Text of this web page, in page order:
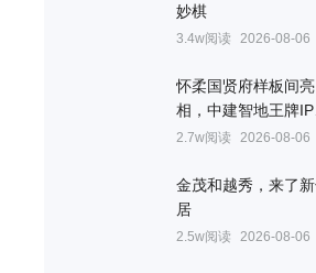
妙棋
3.4w阅读 2026-08-06
怀柔国贤府样板间亮
相，中建智地王牌IP
线进阶
2.7w阅读 2026-08-06
金茂和越秀，来了
居
2.5w阅读 2026-08-06